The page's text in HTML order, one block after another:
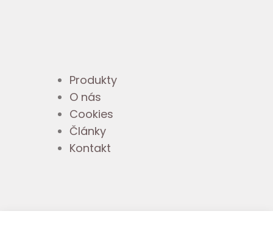
Produkty
O nás
Cookies
Články
Kontakt